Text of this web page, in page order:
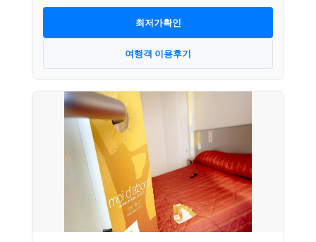
최저가확인
여행객 이용후기